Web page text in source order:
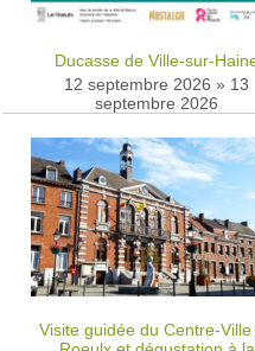
Ducasse de Ville-sur-
12 septembre 2026 » 13
septembre 2026
Visite guidée du Centre-Ville